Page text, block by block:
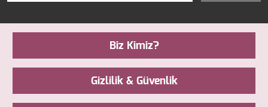
Biz Kimiz?
Gizlilik & Güvenlik